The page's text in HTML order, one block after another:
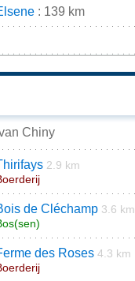
: 139 km
Chiny
2.9 km
de Cléchamp 3.6 km
des Roses 4.3 km